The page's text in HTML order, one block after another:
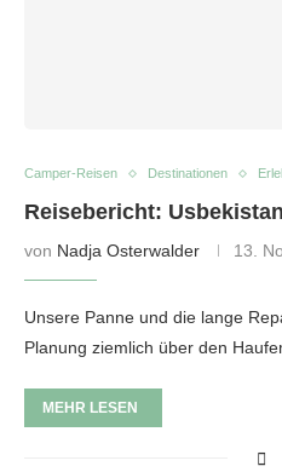
Camper-Reisen Destinationen
Reisebericht:
von Nadja Osterwalder 13.
Unsere Panne und die lange
Planung ziemlich über den
MEHR LESEN